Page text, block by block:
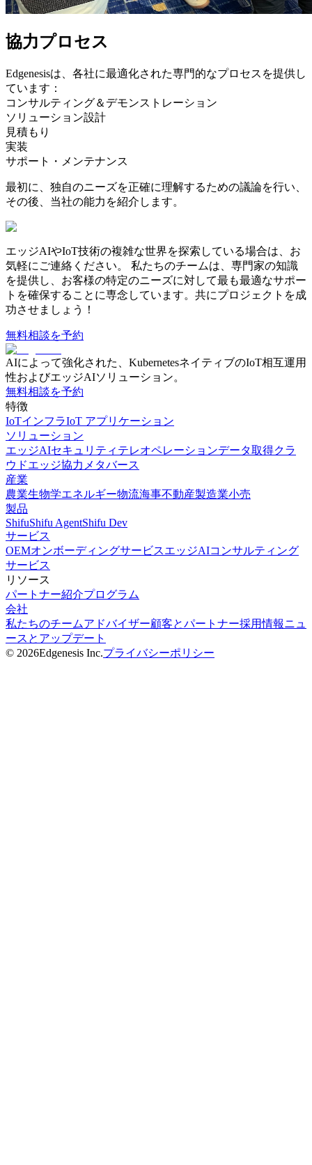
協力プロセス
Edgenesisは、各社に最適化された専門的なプロセスを提供し
ています：
コンサルティング＆デモンストレーション
ソリューション設計
見積もり
実装
サポート・メンテナンス
最初に、独自のニーズを正確に理解するための議論を行い、
その後、当社の能力を紹介します。
エッジAIやIoT技術の複雑な世界を探索している場合は、お
気軽にご連絡ください。
私たちのチームは、専門家の知識
を提供し、お客様の特定のニーズに対して最も最適なサポー
トを確保することに専念しています。共にプロジェクトを成
功させましょう！
無料相談を予約
AIによって強化された、KubernetesネイティブのIoT相互運用
性およびエッジAIソリューション。
無料相談を予約
特徴
IoTインフラIoT アプリケーション
ソリューション
エッジAIセキュリティ テレオペレーションデータ取得クラ
ウドエッジ協力 メタバース
産業
農業生物学エネルギー物流海事不動産製造業小売
製品
ShifuShifu AgentShifu Dev
サービス
OEMオンボーディングサービスエッジAIコンサルティング
サービス
リソース
パートナー紹介プログラム
会社
私たちのチームアドバイザー顧客とパートナー採用情報ニュ
ースとアップデート
© 2026Edgenesis Inc.プライバシーポリシー